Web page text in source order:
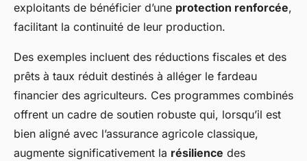
exploitants de bénéficier d’une protection renforcée,
facilitant la continuité de leur production.
Des exemples incluent des réductions fiscales et des
prêts à taux réduit destinés à alléger le fardeau
financier des agriculteurs. Ces programmes combinés
offrent un cadre de soutien robuste qui, lorsqu’il est
bien aligné avec l’assurance agricole classique,
augmente significativement la résilience des